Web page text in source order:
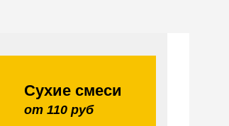
Сухие смеси
от 110 руб